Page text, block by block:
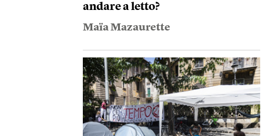
andare a letto?
Maïa Mazaurette